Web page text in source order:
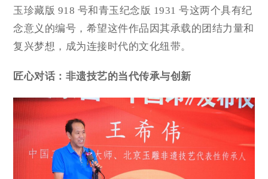
玉珍藏版 918 号和青玉纪念版 1931 号这两个具有纪
念意义的编号，希望这件作品因其承载的团结力量和
复兴梦想，成为连接时代的文化纽带。
匠心对话：非遗技艺的当代传承与创新